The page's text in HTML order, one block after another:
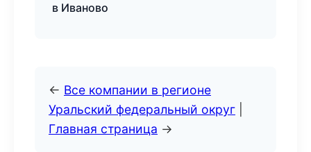
в Иваново
← Все компании в регионе
Уральский федеральный округ
Главная страница →